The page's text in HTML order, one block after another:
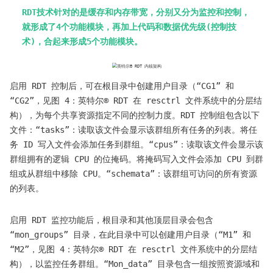
RDT技术针对的是缓存和内存带宽，分别又分为监控和控制，
就形成了4个功能模块，再加上代码和数据优先级(控制技
术)，合起来形成5个功能模块。
启用 RDT 控制后，可在根目录中创建用户目录（“CG1” 和
“CG2”，见图 4：英特尔® RDT 在 resctrl 文件系统中的分层结
构），为每个共享资源指定不同的控制力度。RDT 控制组包含以下
文件：“tasks”：读取该文件会显示该群组所有任务的列表。将任
务 ID 写入文件会添加任务到群组。“cpus”：读取该文件会显示该
群组拥有的逻辑 CPU 的位掩码。将掩码写入文件会添加 CPU 到群
组或从群组中移除 CPU。“schemata”：该群组可访问的所有资源
的列表。
启用 RDT 监控功能后，根目录和其他顶层目录会包含
“mon_groups” 目录，在此目录中可以创建用户目录（“M1” 和
“M2”，见图 4：英特尔® RDT 在 resctrl 文件系统中的分层结
构），以监控任务群组。“Mon_data” 目录包含一组按照资源域和